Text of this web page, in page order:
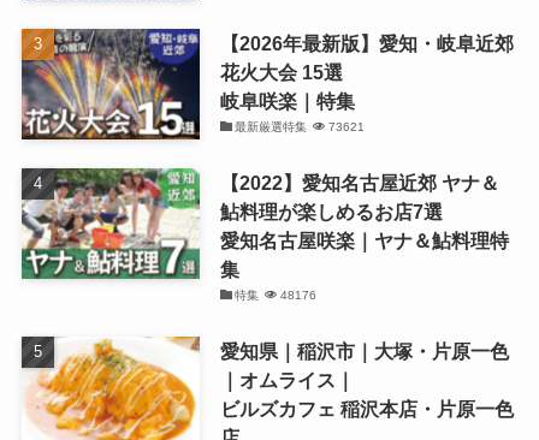
【2026年最新版】愛知・岐阜近郊
花火大会 15選
岐阜咲楽｜特集
最新厳選特集 73621
【2022】愛知名古屋近郊 ヤナ＆
鮎料理が楽しめるお店7選
愛知名古屋咲楽｜ヤナ＆鮎料理特
集
特集 48176
愛知県｜稲沢市｜大塚・片原一色
｜オムライス｜
ビルズカフェ 稲沢本店・片原一色